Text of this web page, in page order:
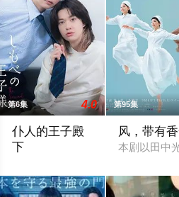
第6集 4.0
仆人的王子殿
下
第95集
风，带有
本剧以田中